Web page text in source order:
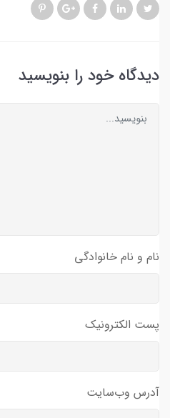
دیدگاه خود را بنویسید
نام و نام خانوادگی
پست الکترونیک
آدرس وب‌سایت